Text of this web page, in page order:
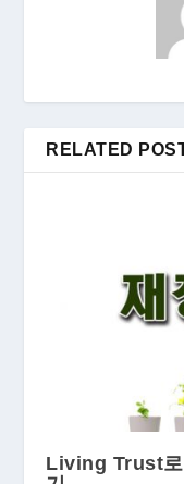
RELATED
Living Trust로